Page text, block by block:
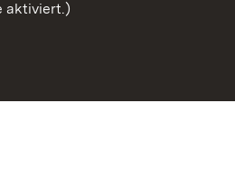
aktiviert.)